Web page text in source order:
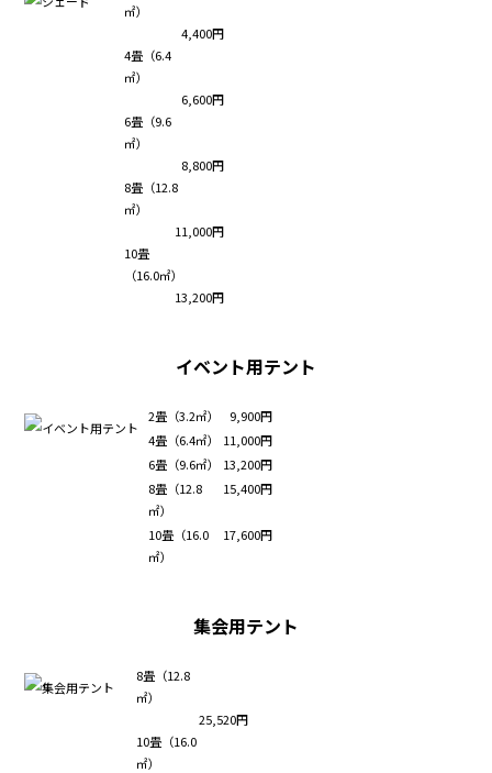
㎡）
4,400円
4畳（6.4
㎡）
6,600円
6畳（9.6
㎡）
8,800円
8畳（12.8
㎡）
11,000円
10畳
（16.0㎡）
13,200円
イベント用テント
2畳（3.2㎡）
9,900円
4畳（6.4㎡）
11,000円
6畳（9.6㎡）
13,200円
8畳（12.8
㎡）
15,400円
10畳（16.0
㎡）
17,600円
集会用テント
8畳（12.8
㎡）
25,520円
10畳（16.0
㎡）